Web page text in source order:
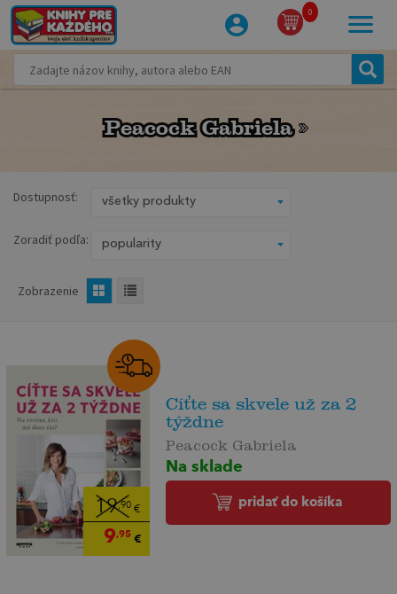
0
Peacock Gabriela
Peacock Gabriela
Dostupnosť:
Zoradiť podľa:
Zobrazenie
19,90€
9,95€
Cíťte sa skvele už za 2
týždne
Peacock Gabriela
Na sklade
pridať do košíka